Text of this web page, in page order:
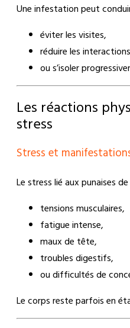
Une infestation peut
éviter les visites,
réduire les
ou s’isoler
Les réactions
stress
Stress et
Le stress lié aux punaises
tensions musculaires,
fatigue intense,
maux de tête,
troubles digestifs,
ou difficultés de
Le corps reste parfois en